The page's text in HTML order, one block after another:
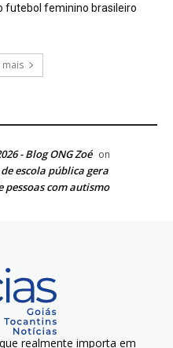
futebol feminino brasileiro
- Blog ONG Zoé on
escola pública gera
com autismo
realmente importa em